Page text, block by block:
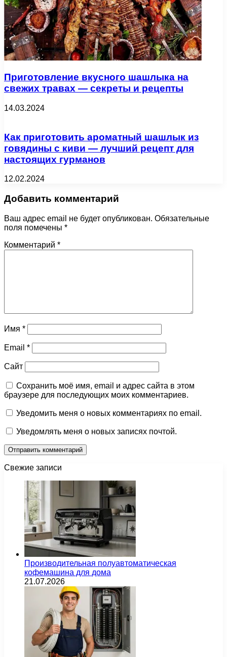
Приготовление вкусного шашлыка на
свежих травах — секреты и рецепты
14.03.2024
Как приготовить ароматный шашлык из
говядины с киви — лучший рецепт для
настоящих гурманов
12.02.2024
Добавить комментарий
Ваш адрес email не будет опубликован. Обязательные
поля помечены *
Комментарий *
Имя *
Email *
Сайт
Сохранить моё имя, email и адрес сайта в этом
браузере для последующих моих комментариев.
Уведомить меня о новых комментариях по email.
Уведомлять меня о новых записях почтой.
Свежие записи
Производительная полуавтоматическая
кофемашина для дома
21.07.2026